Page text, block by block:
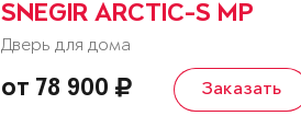
SNEGIR ARCTIC-S MP
Дверь для дома
от 78 900 Заказать